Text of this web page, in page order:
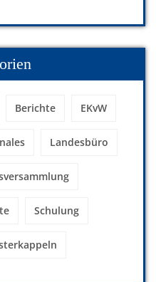
Berichte EKvW
Landesbüro
Schulung